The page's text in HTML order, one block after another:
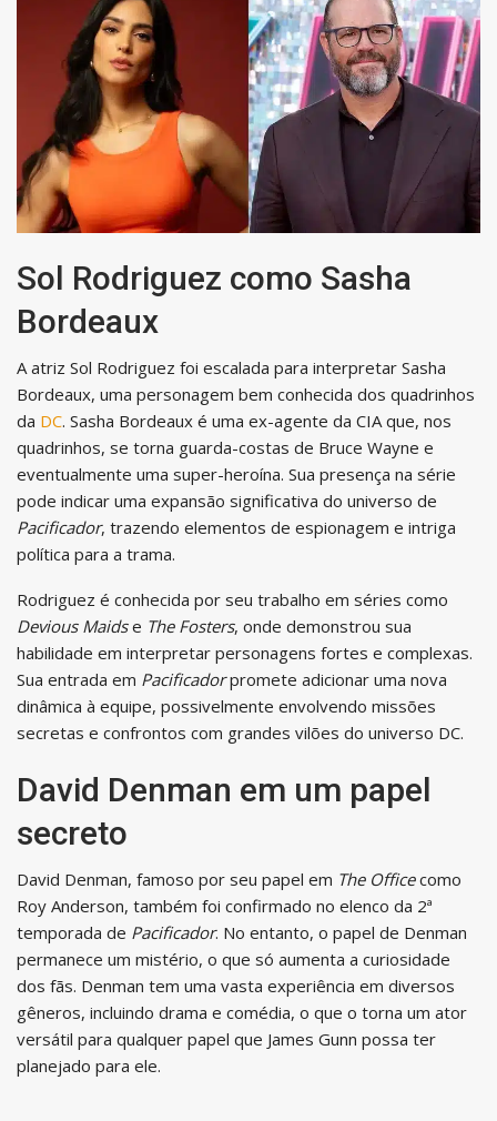
Sol Rodriguez como Sasha
Bordeaux
A atriz Sol Rodriguez foi escalada para interpretar Sasha
Bordeaux, uma personagem bem conhecida dos quadrinhos
da DC. Sasha Bordeaux é uma ex-agente da CIA que, nos
quadrinhos, se torna guarda-costas de Bruce Wayne e
eventualmente uma super-heroína. Sua presença na série
pode indicar uma expansão significativa do universo de
Pacificador, trazendo elementos de espionagem e intriga
política para a trama.
Rodriguez é conhecida por seu trabalho em séries como
Devious Maidse The Fosters, onde demonstrou sua
habilidade em interpretar personagens fortes e complexas.
Sua entrada em Pacificadorpromete adicionar uma nova
dinâmica à equipe, possivelmente envolvendo missões
secretas e confrontos com grandes vilões do universo DC.
David Denman em um papel
secreto
David Denman, famoso por seu papel em The Officecomo
Roy Anderson, também foi confirmado no elenco da 2ª
temporada de Pacificador. No entanto, o papel de Denman
permanece um mistério, o que só aumenta a curiosidade
dos fãs. Denman tem uma vasta experiência em diversos
gêneros, incluindo drama e comédia, o que o torna um ator
versátil para qualquer papel que James Gunn possa ter
planejado para ele.